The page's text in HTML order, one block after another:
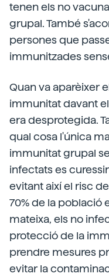
tenen els no
grupal. També
persones que
immunitzades
Quan va aparèixer
immunitat davant
era desprotegida.
qual cosa l'única
immunitat grupal
infectats es
evitant així el risc
70% de la població
mateixa, els no
protecció de la
prendre mesures
evitar la